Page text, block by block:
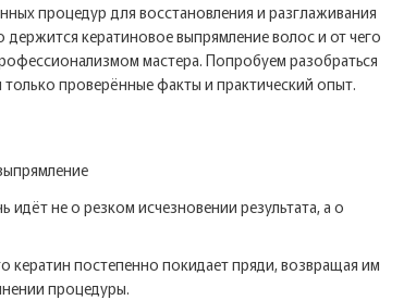
процедур для восстановления и разглаживания
кератиновое выпрямление волос и от чего
мастера. Попробуем разобраться
проверённые факты и практический опыт.
не о резком исчезновении результата, а о
кератин постепенно покидает пряди, возвращая им
процедуры.